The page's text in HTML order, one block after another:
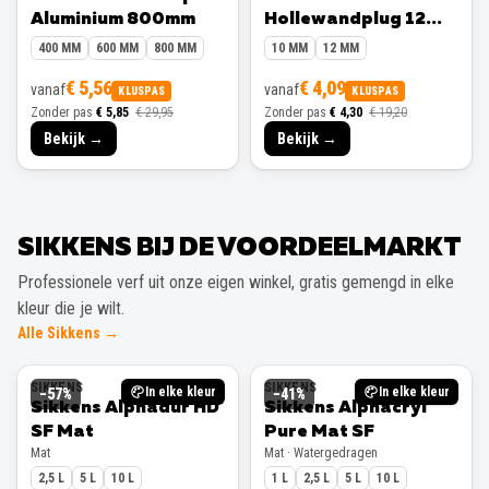
Aluminium 800mm
400 MM 600 MM 800 MM
vanaf€ 5,56 KLUSPAS
Zonder pas € 5,85 € 29,95
Bekijk →
Hollewandplug 12
mm 10 stuks
10 MM 12 MM
vanaf€ 4,09 KLUSPAS
Zonder pas € 4,30 € 19,20
Bekijk →
SIKKENS BIJ DE VOORDEELMARKT
Professionele verf uit onze eigen winkel, gratis gemengd in elke
kleur die je wilt.
Alle Sikkens →
−57% In elke kleur
SIKKENS
Sikkens Alphadur HD
SF Mat
Mat
2,5 L
5 L 10 L
−41% In elke kleur
SIKKENS
Sikkens Alphacryl
Pure Mat SF
Mat · Watergedragen
1 L
2,5 L 5 L 10 L